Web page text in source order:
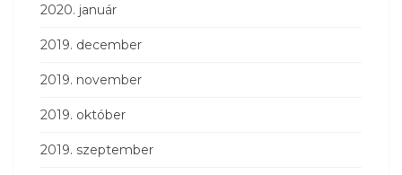
2020. január
2019. december
2019. november
2019. október
2019. szeptember